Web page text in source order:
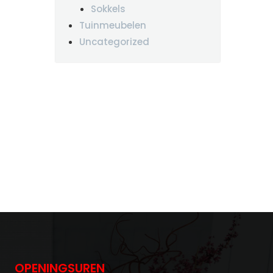
Sokkels
Tuinmeubelen
Uncategorized
OPENINGSUREN